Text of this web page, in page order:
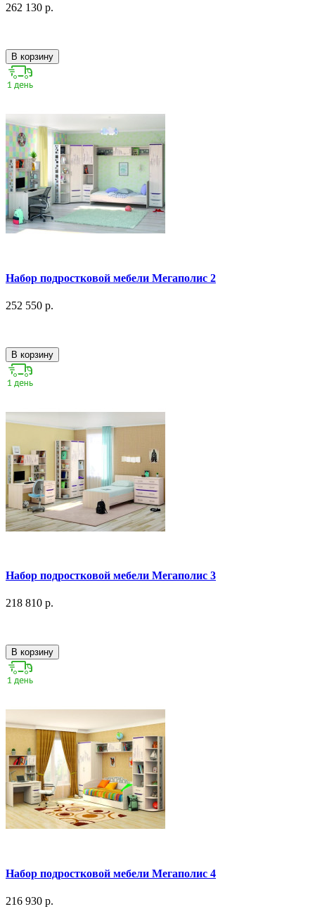
262 130 р.
В корзину
Набор подростковой мебели Мегаполис 2
252 550 р.
В корзину
Набор подростковой мебели Мегаполис 3
218 810 р.
В корзину
Набор подростковой мебели Мегаполис 4
216 930 р.